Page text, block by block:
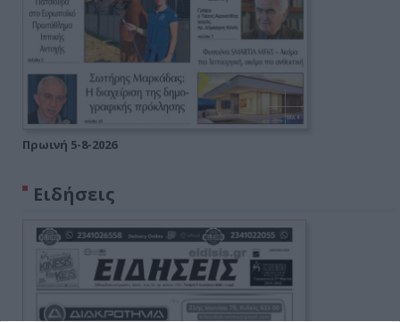
Πρωινή 5-8-2026
Ειδήσεις